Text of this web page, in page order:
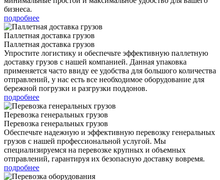
бизнеса.
подробнее
Паллетная доставка грузов
Паллетная доставка грузов
Упростите логистику и обеспечьте эффективную паллетную
доставку грузов с нашей компанией. Данная упаковка
применяется часто ввиду ее удобства для большого количества
отправлений, у нас есть все необходимое оборудование для
бережной погрузки и разгрузки поддонов.
подробнее
Перевозка генеральных грузов
Перевозка генеральных грузов
Обеспечьте надежную и эффективную перевозку генеральных
грузов с нашей профессиональной услугой. Мы
специализируемся на перевозке крупных и объемных
отправлений, гарантируя их безопасную доставку вовремя.
подробнее